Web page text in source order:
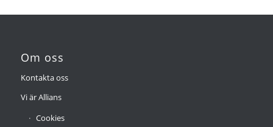
Om oss
Kontakta oss
Vi är Allians
Cookies